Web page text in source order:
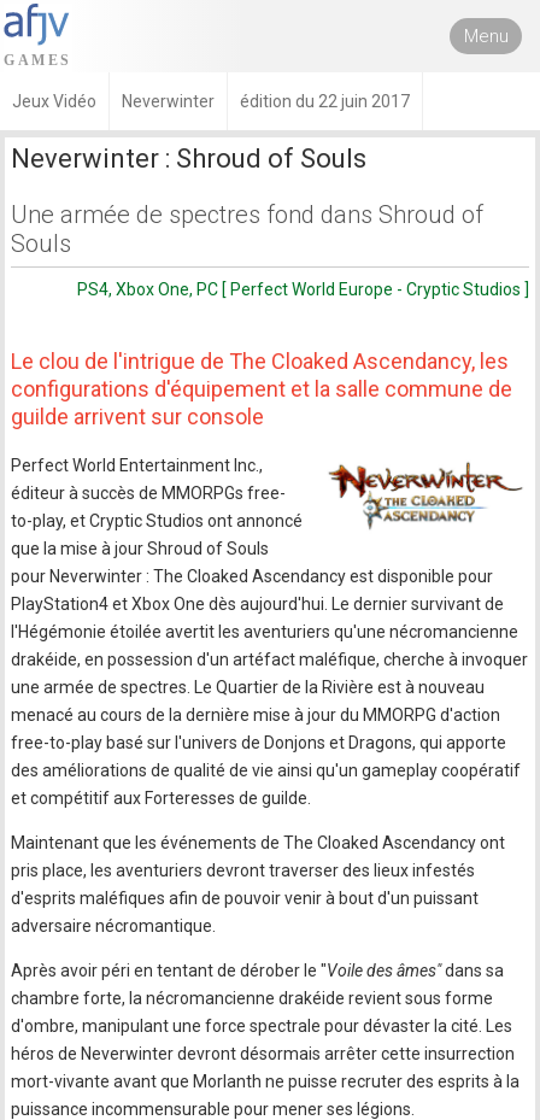
Menu
Jeux Vidéo Neverwinter édition du 22 juin 2017
Neverwinter : Shroud of Souls
Une armée de spectres fond dans Shroud of
Souls
PS4, Xbox One, PC [ Perfect World Europe - Cryptic Studios ]
Le clou de l'intrigue de The Cloaked Ascendancy, les
configurations d'équipement et la salle commune de
guilde arrivent sur console
Perfect World Entertainment Inc.,
éditeur à succès de MMORPGs free-
to-play, et Cryptic Studios ont annoncé
que la mise à jour Shroud of Souls
pour Neverwinter : The Cloaked Ascendancy est disponible pour
PlayStation4 et Xbox One dès aujourd'hui. Le dernier survivant de
l'Hégémonie étoilée avertit les aventuriers qu'une nécromancienne
drakéide, en possession d'un artéfact maléfique, cherche à invoquer
une armée de spectres. Le Quartier de la Rivière est à nouveau
menacé au cours de la dernière mise à jour du MMORPG d'action
free-to-play basé sur l'univers de Donjons et Dragons, qui apporte
des améliorations de qualité de vie ainsi qu'un gameplay coopératif
et compétitif aux Forteresses de guilde.
Maintenant que les événements de The Cloaked Ascendancy ont
pris place, les aventuriers devront traverser des lieux infestés
d'esprits maléfiques afin de pouvoir venir à bout d'un puissant
adversaire nécromantique.
Après avoir péri en tentant de dérober le "Voile des âmes"dans sa
chambre forte, la nécromancienne drakéide revient sous forme
d'ombre, manipulant une force spectrale pour dévaster la cité. Les
héros de Neverwinter devront désormais arrêter cette insurrection
mort-vivante avant que Morlanth ne puisse recruter des esprits à la
puissance incommensurable pour mener ses légions.